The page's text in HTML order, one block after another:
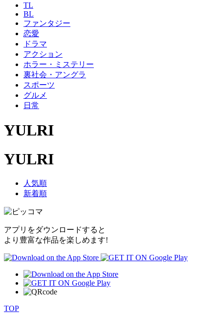
TL
BL
ファンタジー
恋愛
ドラマ
アクション
ホラー・ミステリー
裏社会・アングラ
スポーツ
グルメ
日常
YULRI
YULRI
人気順
新着順
アプリをダウンロードすると
より豊富な作品を楽しめます!
TOP